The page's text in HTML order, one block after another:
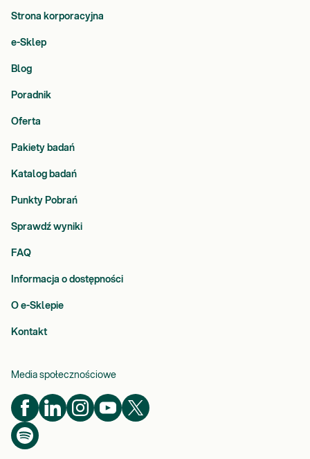
Strona korporacyjna
e-Sklep
Blog
Poradnik
Oferta
Pakiety badań
Katalog badań
Punkty Pobrań
Sprawdź wyniki
FAQ
Informacja o dostępności
O e-Sklepie
Kontakt
Media społecznościowe